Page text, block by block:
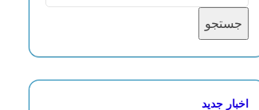
جستجو
اخبار جدید